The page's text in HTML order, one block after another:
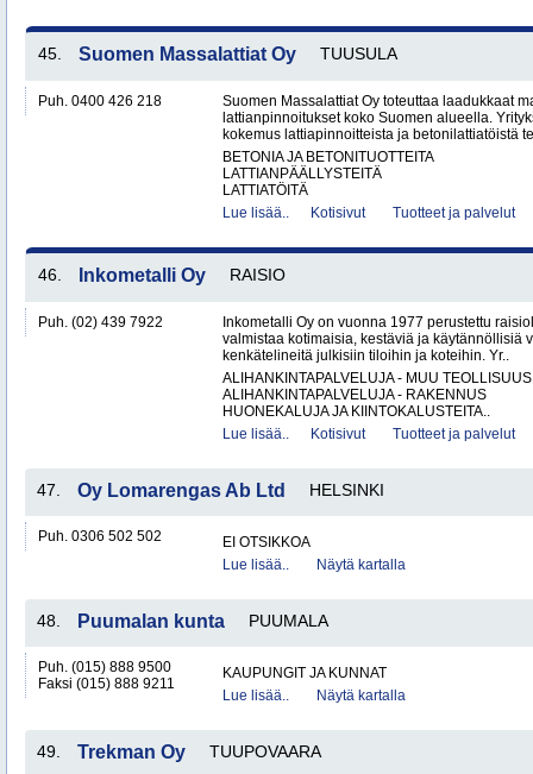
45. Suomen Massalattiat Oy TUUSULA
Puh. 0400 426 218
Suomen Massalattiat Oy toteuttaa laadukkaat
lattianpinnoitukset koko Suomen alueella.
kokemus lattiapinnoitteista ja betonilattiatöistä
BETONIA JA BETONITUOTTEITA
LATTIANPÄÄLLYSTEITÄ
LATTIATÖITÄ
Lue lisää..
Kotisivut Tuotteet ja palvelut
46. Inkometalli Oy RAISIO
Puh. (02) 439 7922
Inkometalli Oy on vuonna 1977 perustettu
valmistaa kotimaisia, kestäviä ja käytännöllisiä
kenkätelineitä julkisiin tiloihin ja koteihin. Yr..
ALIHANKINTAPALVELUJA - MUU TEOLLISUUS
ALIHANKINTAPALVELUJA - RAKENNUS
HUONEKALUJA JA KIINTOKALUSTEITA..
Lue lisää..
Kotisivut Tuotteet ja palvelut
47. Oy Lomarengas Ab Ltd HELSINKI
Puh. 0306 502 502
EI OTSIKKOA
Lue lisää..
Näytä kartalla
48. Puumalan kunta PUUMALA
Puh. (015) 888 9500
Faksi (015) 888 9211
KAUPUNGIT JA KUNNAT
Lue lisää..
Näytä kartalla
49. Trekman Oy TUUPOVAARA